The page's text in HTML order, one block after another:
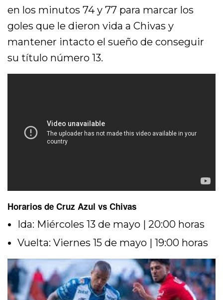
en los minutos 74 y 77 para marcar los
goles que le dieron vida a Chivas y
mantener intacto el sueño de conseguir
su título número 13.
Horarios de Cruz Azul vs Chivas
Ida: Miércoles 13 de mayo | 20:00 horas
Vuelta: Viernes 15 de mayo | 19:00 horas